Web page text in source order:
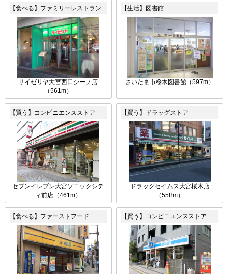
【食べる】ファミリーレストラン
サイゼリヤ大宮西口シーノ店
（561m）
【生活】図書館
さいたま市桜木図書館（597m）
【買う】コンビニエンスストア
セブンイレブン大宮ソニックシテ
ィ前店（461m）
【買う】ドラッグストア
ドラッグセイムス大宮桜木店
（558m）
【食べる】ファーストフード 【買う】コンビニエンスストア